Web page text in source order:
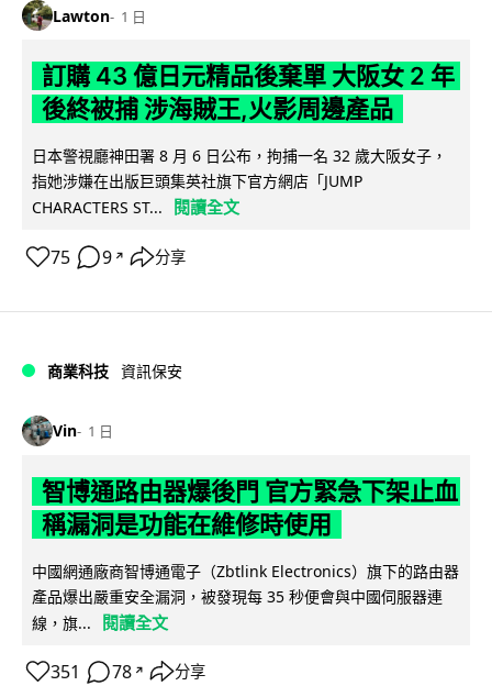
Lawton 1 日
訂購 43 億日元精品後棄單 大阪女 2 年
後終被捕 涉海賊王,火影周邊產品
日本警視廳神田署 8 月 6 日公布，拘捕一名 32 歲大阪女子，
指她涉嫌在出版巨頭集英社旗下官方網店「JUMP
CHARACTERS ST...
閱讀全文
75 9 ↗ 分享
商業科技 資訊保安
Vin 1 日
智博通路由器爆後門 官方緊急下架止血
稱漏洞是功能在維修時使用
中國網通廠商智博通電子（Zbtlink Electronics）旗下的路由器
產品爆出嚴重安全漏洞，被發現每 35 秒便會與中國伺服器連
線，旗...
閱讀全文
351 78 ↗ 分享